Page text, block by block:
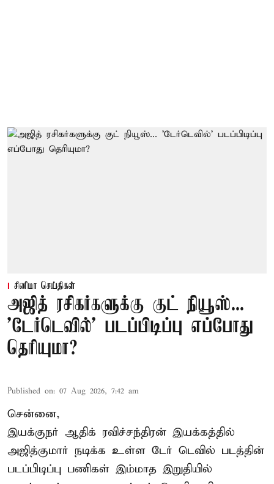
சினிமா செய்திகள்
அஜித் ரசிகர்களுக்கு குட் நியூஸ்...
'டேர்டெவில்' படப்பிடிப்பு எப்போது
தெரியுமா?
Published on: 07 Aug 2026, 7:42 am
சென்னை,
இயக்குநர் ஆதிக் ரவிச்சந்திரன் இயக்கத்தில்
அஜித்குமார் நடிக்க உள்ள டேர் டெவில் படத்தின்
படப்பிடிப்பு பணிகள் இம்மாத இறுதியில்